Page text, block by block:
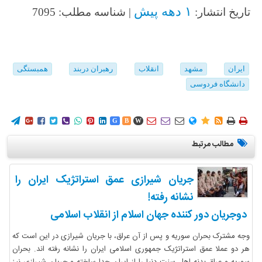
تاریخ انتشار: ۱ دهه پیش | شناسه مطلب: 7095
ایران مشهد انقلاب رهبران دربند
همبستگی
دانشگاه فردوسی
        G B W        
مطالب مرتبط
جریان شیرازی عمق استراتژیک ایران را
نشانه رفته!
دوجریان دور کننده جهان اسلام از انقلاب اسلامی
وجه مشترک بحران سوریه و پس از آن عراق، با جریان شیرازی در این است که
هر دو عملا عمق استراتژیک جمهوری اسلامی ایران را نشانه رفته اند. بحران